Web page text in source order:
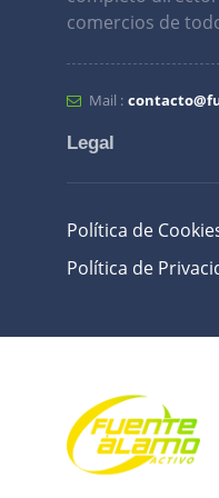
comercios de
Mail :
Legal
Política de
Política de